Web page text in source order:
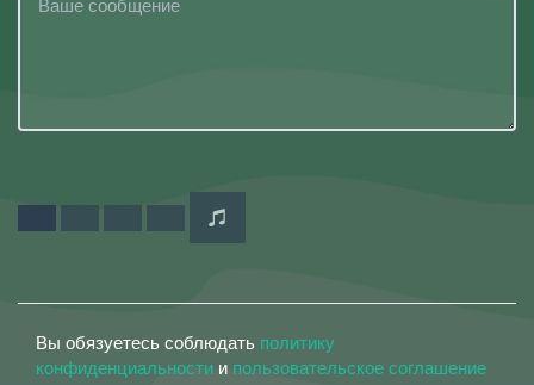
Вы обязуетесь соблюдать политику
конфиденциальности и пользовательское соглашение